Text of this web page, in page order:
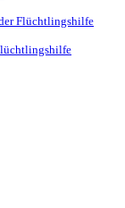
Flüchtlingshilfe